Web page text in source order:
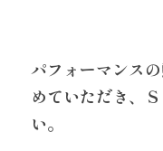
パフォーマンス
めていただき、
い。